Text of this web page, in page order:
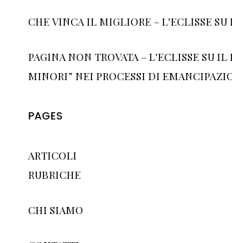
CHE VINCA IL MIGLIORE – L'ECLISSESU
PAGINA NON TROVATA – L'ECLISSESU IL
MINORI” NEI PROCESSI DI
PAGES
ARTICOLI
RUBRICHE
CHI SIAMO